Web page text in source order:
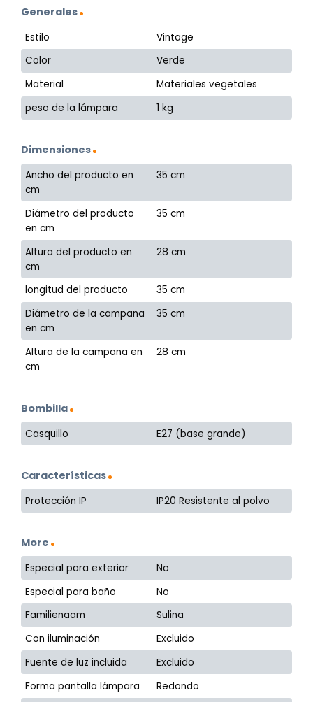
Generales
Estilo
Vintage
Color
Verde
Material
Materiales vegetales
peso de la lámpara
1 kg
Dimensiones
Ancho del producto en
cm
35 cm
Diámetro del producto
en cm
35 cm
Altura del producto en
cm
28 cm
longitud del producto
35 cm
Diámetro de la campana
en cm
35 cm
Altura de la campana en
cm
28 cm
Bombilla
Casquillo E27 (base grande)
Características
Protección IP IP20 Resistente al polvo
More
Especial para exterior
No
Especial para baño
No
Familienaam
Sulina
Con iluminación
Excluido
Fuente de luz incluida
Excluido
Forma pantalla lámpara
Redondo